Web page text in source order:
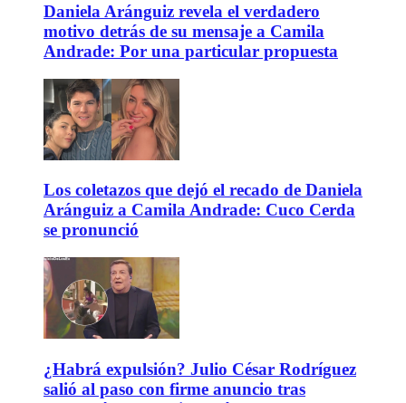
Daniela Aránguiz revela el verdadero
motivo detrás de su mensaje a Camila
Andrade: Por una particular propuesta
Los coletazos que dejó el recado de Daniela
Aránguiz a Camila Andrade: Cuco Cerda
se pronunció
¿Habrá expulsión? Julio César Rodríguez
salió al paso con firme anuncio tras